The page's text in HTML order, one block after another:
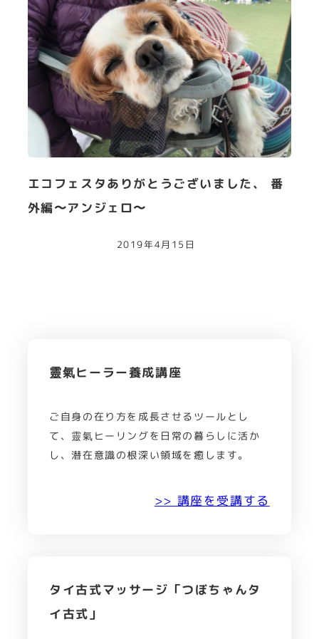
エコフェスタありがとうございました、 番
外編〜アンジェロ〜
2019年4月15日
靈氣ヒーラー養成講座
ご自身の在り方を成長させるツールとし
て、靈氣ヒーリングを日常の暮らしに活か
し、潜在意識の根深い領域を癒します。
>> 講座を受講する
タイ古式マッサージ「つぼちゃんタ
イ古式」